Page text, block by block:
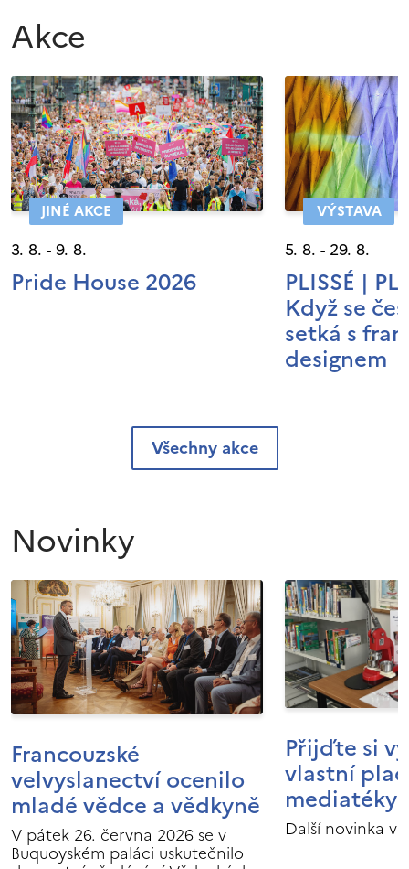
Akce
JINÉ AKCE
3. 8. - 9. 8.
Pride House 2026
VÝSTAVA
5. 8. - 29. 8.
PLISSÉ |
Když se
setká s
designem
Všechny akce
Novinky
Francouzské
velvyslanectví ocenilo
mladé vědce a vědkyně
V pátek 26. června 2026 se v
Buquoyském paláci uskutečnilo
Přijďte si
vlastní
mediatéky
Další novinka v